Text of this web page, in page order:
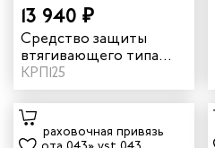
13 940 ₽
Средство защиты
втягивающего типа
"НВ-02" с карабином
"Стальной монтажный"
vnt НВ02 set 0051
КРП125